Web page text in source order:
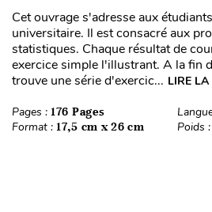
Cet ouvrage s'adresse aux
universitaire. Il est consacré aux
statistiques. Chaque résultat de
exercice simple l'illustrant. A la fin
trouve une série d'exercic... LIRE LA
Pages : 176 Pages
Format : 17,5 cm x 26 cm Poids :